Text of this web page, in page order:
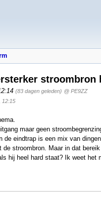
stroombron
(83 dagen geleden) @ PE9ZZ
12:15
maar geen
de eindtrap is een mix van
de stroombron. Maar in dat
hij heel hard staat? Ik weet het